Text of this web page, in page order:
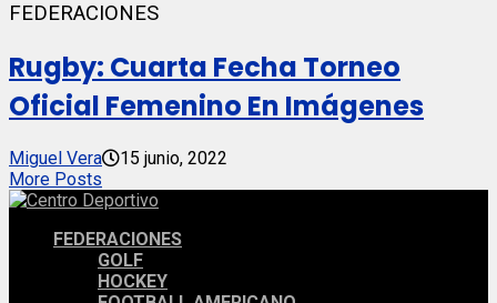
FEDERACIONES
Rugby: Cuarta Fecha Torneo
Oficial Femenino En Imágenes
Miguel Vera
15 junio, 2022
More Posts
FEDERACIONES
GOLF
HOCKEY